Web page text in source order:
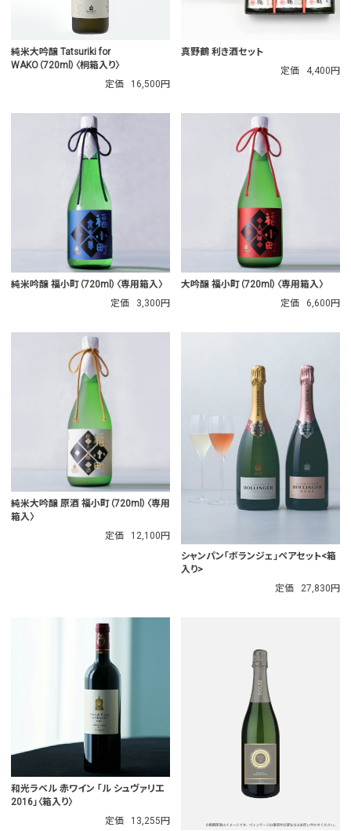
純米大吟醸 Tatsuriki for
WAKO（720ml）〈桐箱入り〉
定価
16,500円
真野鶴 利き酒セット
定価
4,400円
純米吟醸 福小町（720ml）〈専用箱入〉
定価
3,300円
大吟醸 福小町（720ml）〈専用箱入〉
定価
6,600円
純米大吟醸 原酒 福小町（720ml）〈専用
箱入〉
定価
12,100円
シャンパン「ボランジェ」ペアセット<箱
入り>
定価
27,830円
和光ラベル 赤ワイン 「ル シュヴァリエ
2016」〈箱入り〉
定価
13,255円